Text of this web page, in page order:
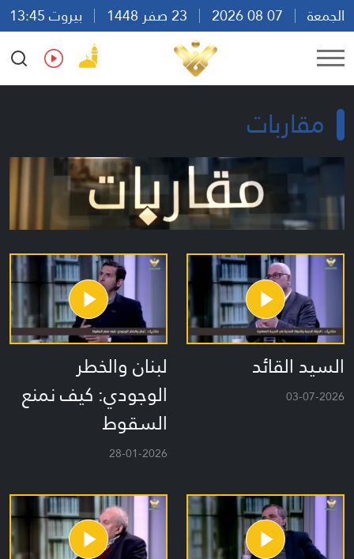
الجمعة
بيروت 13:45
Ar
En Fr Es
مقاربات
السيد القائد
03-07-2026
لبنان والخطر
الوجودي: كيف نمنع
السقوط
28-01-2026